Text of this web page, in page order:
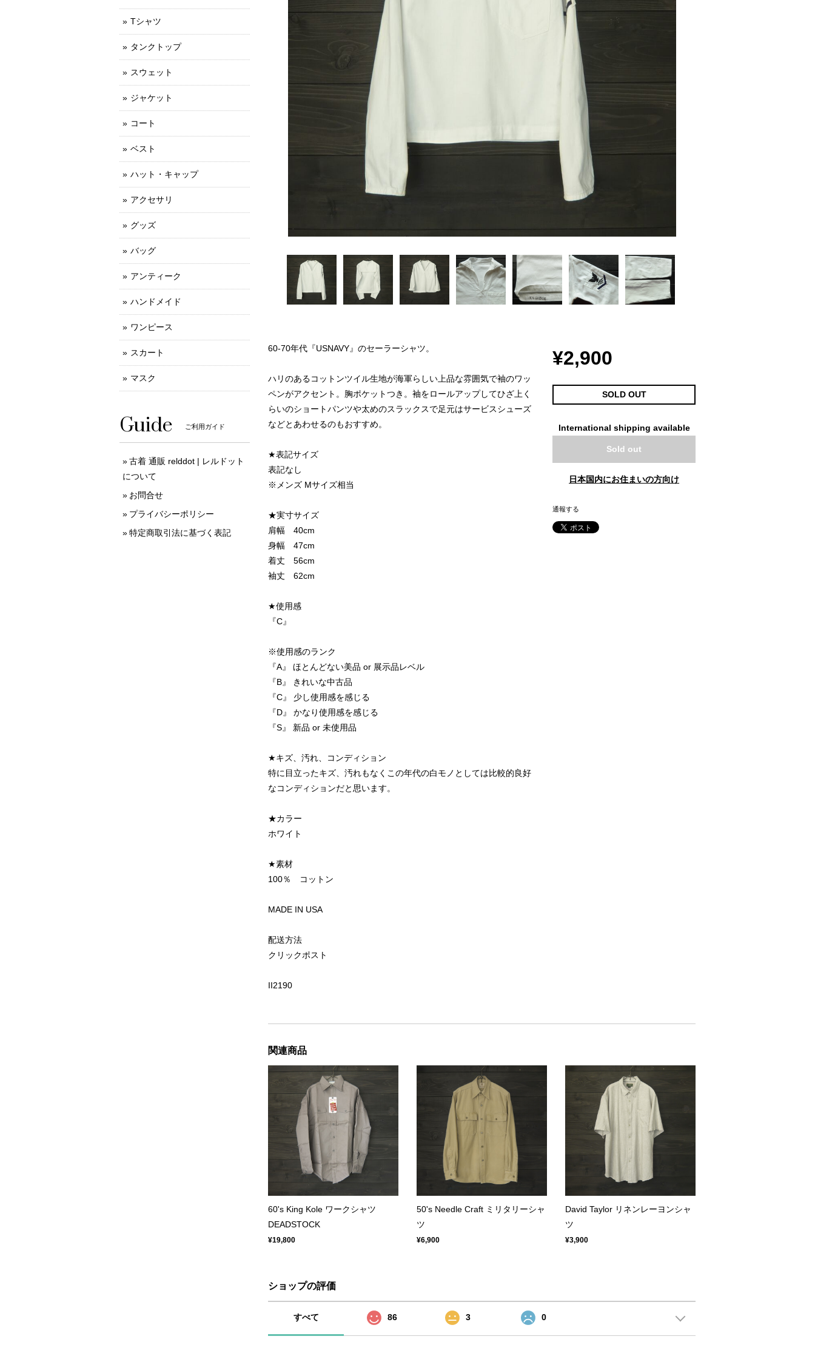
60-70年代『USNAVY』のセーラーシャツ。
ハリのあるコットンツイル生地が海軍らしい上品な雰囲気で袖のワッ
ペンがアクセント。胸ポケットつき。袖をロールアップしてひざ上く
らいのショートパンツや太めのスラックスで足元はサービスシューズ
などとあわせるのもおすすめ。
★表記サイズ
表記なし
※メンズ Mサイズ相当
★実寸サイズ
肩幅 40cm
身幅 47cm
着丈 56cm
袖丈 62cm
★使用感
『C』
※使用感のランク
『A』 ほとんどない美品 or 展示品レベル
『B』 きれいな中古品
『C』 少し使用感を感じる
『D』 かなり使用感を感じる
『S』 新品 or 未使用品
★キズ、汚れ、コンディション
特に目立ったキズ、汚れもなくこの年代の白モノとしては比較的良好
なコンディションだと思います。
★カラー
ホワイト
★素材
100％ コットン
MADE IN USA
配送方法
クリックポスト
II2190
¥2,900
SOLD OUT
International shipping available
Sold out
日本国内にお住まいの方向け
通報する
関連商品
60's King Kole ワークシャツ
DEADSTOCK
¥19,800
50's Needle Craft ミリタリーシャ
ツ
¥6,900
David Taylor リネンレーヨンシャ
ツ
¥3,900
ショップの評価
すべて 86 3 0
Tシャツ
タンクトップ
スウェット
ジャケット
コート
ベスト
ハット・キャップ
アクセサリ
グッズ
バッグ
アンティーク
ハンドメイド
ワンピース
スカート
マスク
Guide ご利用ガイド
古着 通販 relddot | レルドット
について
お問合せ
プライバシーポリシー
特定商取引法に基づく表記